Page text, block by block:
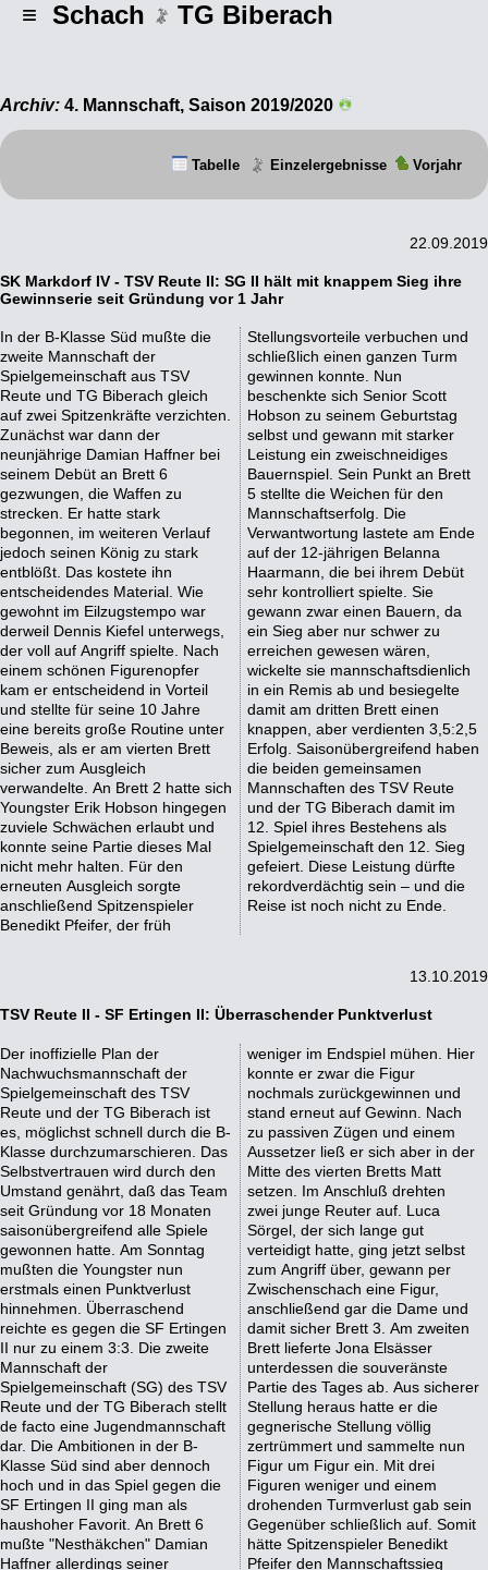
≡ Schach TG Biberach
Archiv: 4. Mannschaft, Saison 2019/2020
Tabelle Einzelergebnisse Vorjahr
22.09.2019
SK Markdorf IV - TSV Reute II: SG II hält mit knappem Sieg ihre
Gewinnserie seit Gründung vor 1 Jahr
In der B-Klasse Süd mußte die
zweite Mannschaft der
Spielgemeinschaft aus TSV
Reute und TG Biberach gleich
auf zwei Spitzenkräfte verzichten.
Zunächst war dann der
neunjährige Damian Haffner bei
seinem Debüt an Brett 6
gezwungen, die Waffen zu
strecken. Er hatte stark
begonnen, im weiteren Verlauf
jedoch seinen König zu stark
entblößt. Das kostete ihn
entscheidendes Material. Wie
gewohnt im Eilzugstempo war
derweil Dennis Kiefel unterwegs,
der voll auf Angriff spielte. Nach
einem schönen Figurenopfer
kam er entscheidend in Vorteil
und stellte für seine 10 Jahre
eine bereits große Routine unter
Beweis, als er am vierten Brett
sicher zum Ausgleich
verwandelte. An Brett 2 hatte sich
Youngster Erik Hobson hingegen
zuviele Schwächen erlaubt und
konnte seine Partie dieses Mal
nicht mehr halten. Für den
erneuten Ausgleich sorgte
anschließend Spitzenspieler
Benedikt Pfeifer, der früh
Stellungsvorteile verbuchen und
schließlich einen ganzen Turm
gewinnen konnte. Nun
beschenkte sich Senior Scott
Hobson zu seinem Geburtstag
selbst und gewann mit starker
Leistung ein zweischneidiges
Bauernspiel. Sein Punkt an Brett
5 stellte die Weichen für den
Mannschaftserfolg. Die
Verwantwortung lastete am Ende
auf der 12-jährigen Belanna
Haarmann, die bei ihrem Debüt
sehr kontrolliert spielte. Sie
gewann zwar einen Bauern, da
ein Sieg aber nur schwer zu
erreichen gewesen wären,
wickelte sie mannschaftsdienlich
in ein Remis ab und besiegelte
damit am dritten Brett einen
knappen, aber verdienten 3,5:2,5
Erfolg. Saisonübergreifend haben
die beiden gemeinsamen
Mannschaften des TSV Reute
und der TG Biberach damit im
12. Spiel ihres Bestehens als
Spielgemeinschaft den 12. Sieg
gefeiert. Diese Leistung dürfte
rekordverdächtig sein – und die
Reise ist noch nicht zu Ende.
13.10.2019
TSV Reute II - SF Ertingen II: Überraschender Punktverlust
Der inoffizielle Plan der
Nachwuchsmannschaft der
Spielgemeinschaft des TSV
Reute und der TG Biberach ist
es, möglichst schnell durch die B-
Klasse durchzumarschieren. Das
Selbstvertrauen wird durch den
Umstand genährt, daß das Team
seit Gründung vor 18 Monaten
saisonübergreifend alle Spiele
gewonnen hatte. Am Sonntag
mußten die Youngster nun
erstmals einen Punktverlust
hinnehmen. Überraschend
reichte es gegen die SF Ertingen
II nur zu einem 3:3. Die zweite
Mannschaft der
Spielgemeinschaft (SG) des TSV
Reute und der TG Biberach stellt
de facto eine Jugendmannschaft
dar. Die Ambitionen in der B-
Klasse Süd sind aber dennoch
hoch und in das Spiel gegen die
SF Ertingen II ging man als
haushoher Favorit. An Brett 6
mußte "Nesthäkchen" Damian
Haffner allerdings seiner
weniger im Endspiel mühen. Hier
konnte er zwar die Figur
nochmals zurückgewinnen und
stand erneut auf Gewinn. Nach
zu passiven Zügen und einem
Aussetzer ließ er sich aber in der
Mitte des vierten Bretts Matt
setzen. Im Anschluß drehten
zwei junge Reuter auf. Luca
Sörgel, der sich lange gut
verteidigt hatte, ging jetzt selbst
zum Angriff über, gewann per
Zwischenschach eine Figur,
anschließend gar die Dame und
damit sicher Brett 3. Am zweiten
Brett lieferte Jona Elsässer
unterdessen die souveränste
Partie des Tages ab. Aus sicherer
Stellung heraus hatte er die
gegnerische Stellung völlig
zertrümmert und sammelte nun
Figur um Figur ein. Mit drei
Figuren weniger und einem
drohenden Turmverlust gab sein
Gegenüber schließlich auf. Somit
hätte Spitzenspieler Benedikt
Pfeifer den Mannschaftssieg